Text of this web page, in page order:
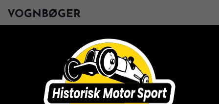
VOGNBØGER
en vognbog. Det er et teknisk dokument som
indeholder forskellige oplysninger om bilen, og
hvilken klasse eller klasser den tilhører.